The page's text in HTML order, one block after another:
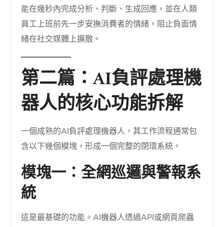
能在幾秒內完成分析、判斷、生成回應，並在人類
員工上班前先一步安撫消費者的情緒，阻止負面情
緒在社交媒體上擴散。
第二篇：AI負評處理機
器人的核心功能拆解
一個成熟的AI負評處理機器人，其工作流程通常包
含以下幾個模塊，形成一個完整的閉環系統。
模塊一：全網巡邏與警報系
統
這是最基礎的功能。AI機器人透過API或網頁爬蟲